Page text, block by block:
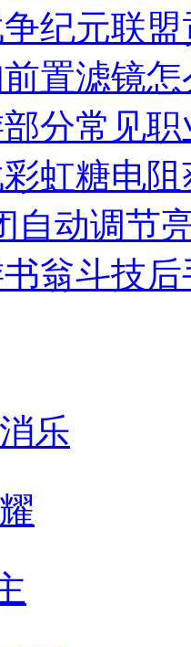
纪元联
置滤镜怎
分常见
虹糖电
自动调节
翁斗技
乐